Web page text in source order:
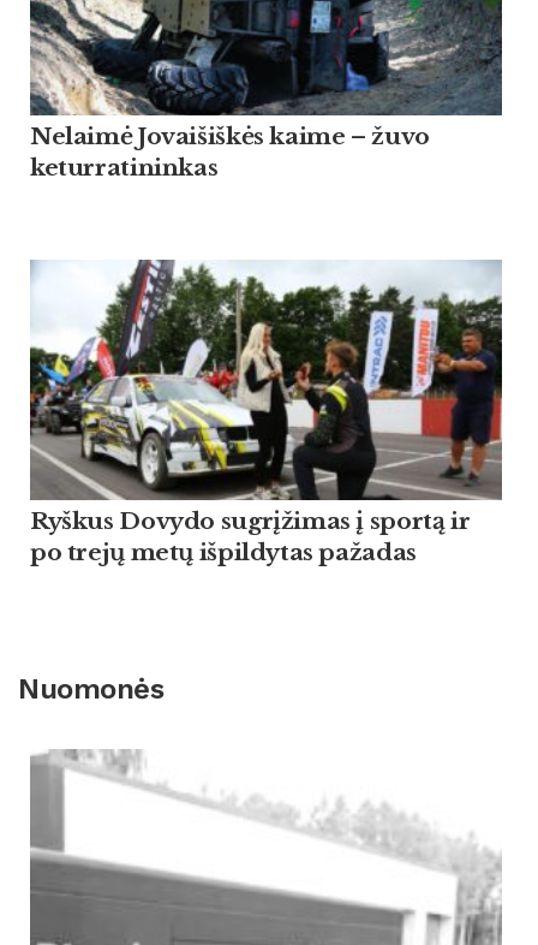
Nelaimė Jovaišiškės kaime – žuvo
keturratininkas
Ryškus Dovydo sugrįžimas į sportą ir
po trejų metų išpildytas pažadas
Nuomonės